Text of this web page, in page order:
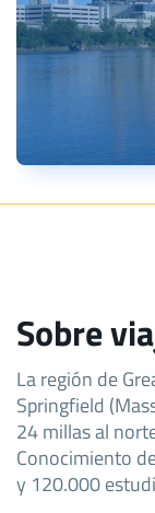
Sobre
La región de
Springfield
24 millas al
Conocimiento
y 120.000